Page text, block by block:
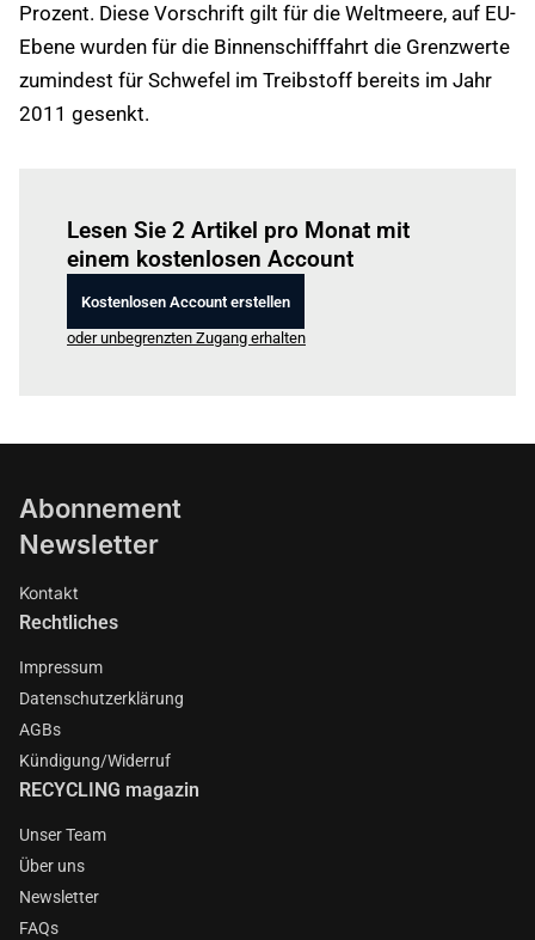
Prozent. Diese Vorschrift gilt für die Weltmeere, auf EU-
Ebene wurden für die Binnenschifffahrt die Grenzwerte
zumindest für Schwefel im Treibstoff bereits im Jahr
2011 gesenkt.
Lesen Sie 2 Artikel pro Monat mit
einem kostenlosen Account
Kostenlosen Account erstellen
oder unbegrenzten Zugang erhalten
Abonnement
Newsletter
Kontakt
Rechtliches
Impressum
Datenschutzerklärung
AGBs
Kündigung/Widerruf
RECYCLING magazin
Unser Team
Über uns
Newsletter
FAQs